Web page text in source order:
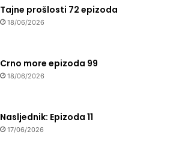
Tajne prošlosti 72 epizoda
18/06/2026
Crno more epizoda 99
18/06/2026
Nasljednik: Epizoda 11
17/06/2026